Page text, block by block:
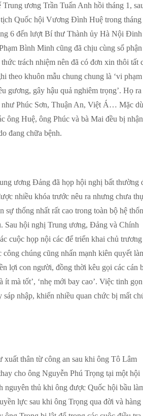
ương Trần Tuấn Anh hồi tháng 1,
Quốc hội Vương Đình Huệ trong tháng
6 đến lượt Bí thư Thành ủy Hà Nội Đinh
Bình Minh cũng đã chịu cùng số phận
trách nhiệm nên đã có đơn xin thôi tất
theo khuôn mẫu chung chung là ‘vi phạm
gương, gây hậu quả nghiêm trọng’. Họ ra
như Phúc Sơn, Thuận An, Việt Á… Mặc dù
ông Huệ, ông Phúc và bà Mai đều bị nhận
đang chữa bệnh.
ương Đảng đã họp hội nghị bất thường
nhiều khóa trước nêu ra nhưng chưa
sự thống nhất rất cao trong toàn bộ hệ
Sau hội nghị Trung ương, Đảng và Chính
cuộc họp nội các để triển khai chủ trương
chúng cũng nhấn mạnh kiên quyết
lợi con người, đồng thời kêu gọi các cán
mà tốt’, ‘nhẹ mới bay cao’. Việc tinh gọn
nhập, khiến nhiều quan chức bị mất
thân từ công an sau khi ông Tô Lâm
cho ông Nguyễn Phú Trọng tại một hội
nguyên thủ khi ông được Quốc hội bầu
lực sau khi ông Trọng qua đời và hàng